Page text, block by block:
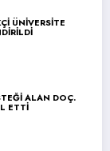
ÜNİVERSİTE
ALAN DOÇ.
ETTİ